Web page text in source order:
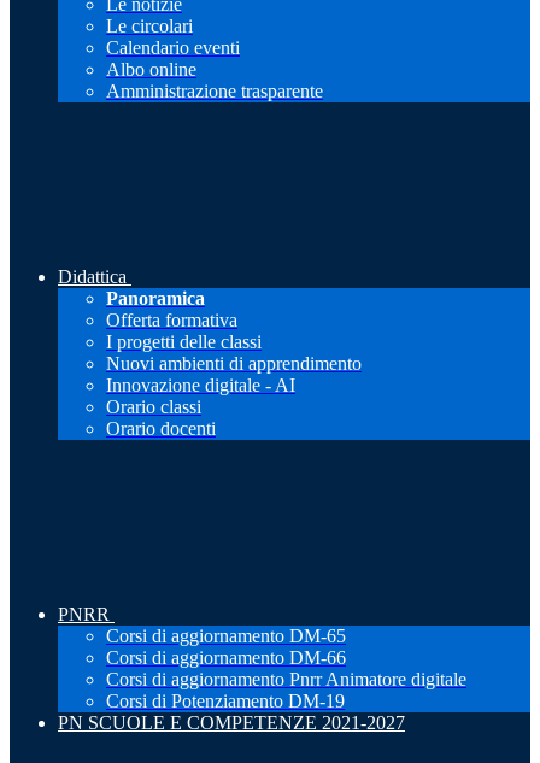
Le notizie
Le circolari
Calendario eventi
Albo online
Amministrazione trasparente
Didattica
Panoramica
Offerta formativa
I progetti delle classi
Nuovi ambienti di apprendimento
Innovazione digitale - AI
Orario classi
Orario docenti
PNRR
Corsi di aggiornamento DM-65
Corsi di aggiornamento DM-66
Corsi di aggiornamento Pnrr Animatore digitale
Corsi di Potenziamento DM-19
PN SCUOLE E COMPETENZE 2021-2027